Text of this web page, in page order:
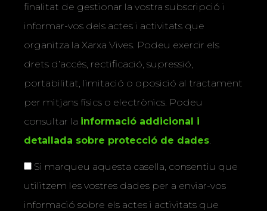
finalitat de gestionar la vostra subscripció i
informar-vos dels actes i activitats que
organitza la Xarxa Vives. Podeu exercir els
drets d’accés, rectificació, supressió,
portabilitat, limitació o oposició al tractament
per mitjans físics o electrònics. Podeu
consultar la informació addicional i
detallada sobre protecció de dades
Si marqueu aquesta casella, consentiu que
utilitzem les vostres dades per a enviar-vos
informació sobre els actes i activitats que